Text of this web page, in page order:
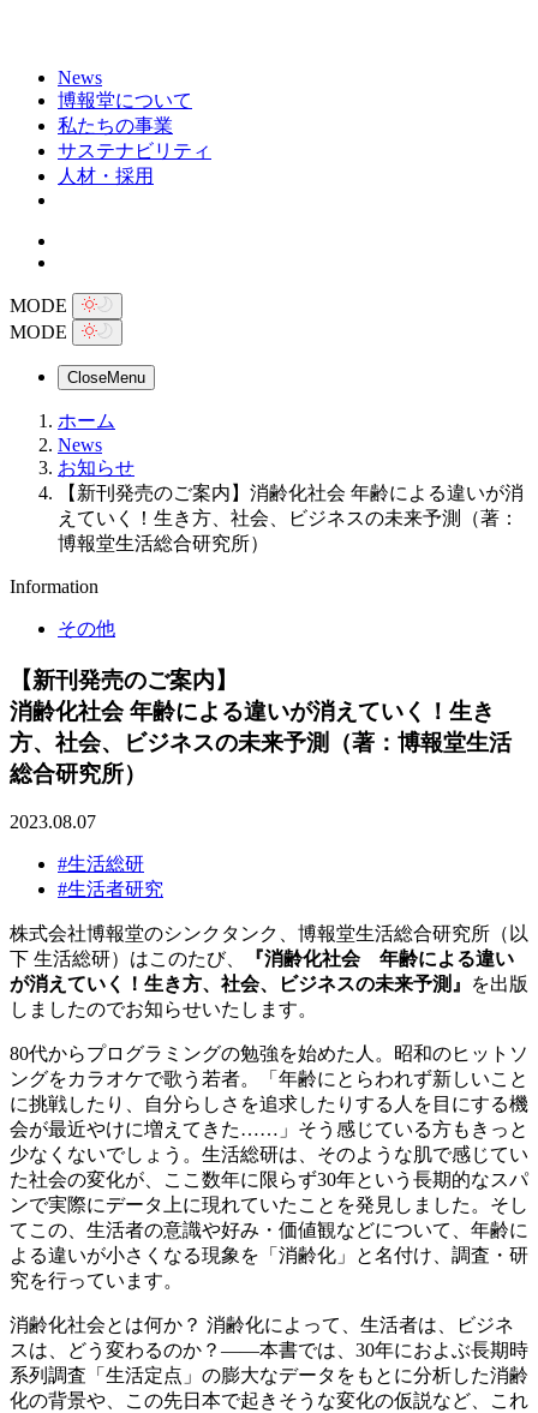
News
博報堂について
私たちの事業
サステナビリティ
人材・採用
MODE
MODE
CloseMenu
ホーム
News
お知らせ
【新刊発売のご案内】消齢化社会 年齢による違いが消
えていく！生き方、社会、ビジネスの未来予測（著：
博報堂生活総合研究所）
Information
その他
【新刊発売のご案内】
消齢化社会 年齢による違いが消えていく！生き
方、社会、ビジネスの未来予測（著：博報堂生活
総合研究所）
2023.08.07
#生活総研
#生活者研究
株式会社博報堂のシンクタンク、博報堂生活総合研究所（以
下 生活総研）はこのたび、
『消齢化社会 年齢による違い
が消えていく！生き方、社会、ビジネスの未来予測』
を出版
しましたのでお知らせいたします。
80代からプログラミングの勉強を始めた人。昭和のヒットソ
ングをカラオケで歌う若者。「年齢にとらわれず新しいこと
に挑戦したり、自分らしさを追求したりする人を目にする機
会が最近やけに増えてきた……」そう感じている方もきっと
少なくないでしょう。生活総研は、そのような肌で感じてい
た社会の変化が、ここ数年に限らず30年という長期的なスパ
ンで実際にデータ上に現れていたことを発見しました。そし
てこの、生活者の意識や好み・価値観などについて、年齢に
よる違いが小さくなる現象を「消齢化」と名付け、調査・研
究を行っています。
消齢化社会とは何か？ 消齢化によって、生活者は、ビジネ
スは、どう変わるのか？――本書では、30年におよぶ長期時
系列調査「生活定点」の膨大なデータをもとに分析した消齢
化の背景や、この先日本で起きそうな変化の仮説など、これ